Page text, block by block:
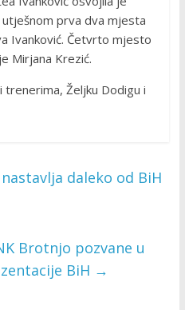
prva dva mjesta
Ivanković. Četvrto mjesto
Mirjana Krezić.
trenerima, Željku Dodigu i
daleko od BiH
Brotnjo pozvane u
BiH →